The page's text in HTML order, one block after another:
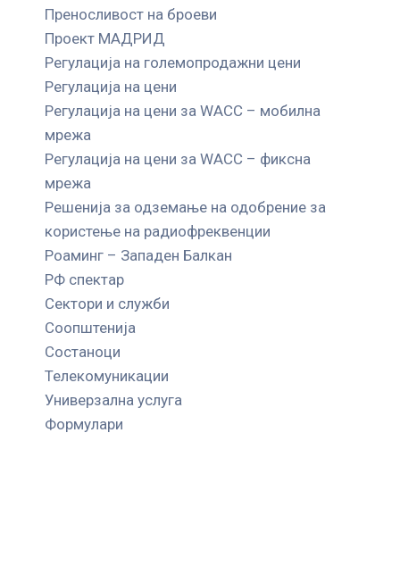
Преносливост на броеви
Проект МАДРИД
Регулација на големопродажни цени
Регулација на цени
Регулација на цени за WACC – мобилна
мрежа
Регулација на цени за WACC – фиксна
мрежа
Решенија за одземање на одобрение за
користење на радиофреквенции
Роаминг – Западен Балкан
РФ спектар
Сектори и служби
Соопштенија
Состаноци
Телекомуникации
Универзална услуга
Формулари